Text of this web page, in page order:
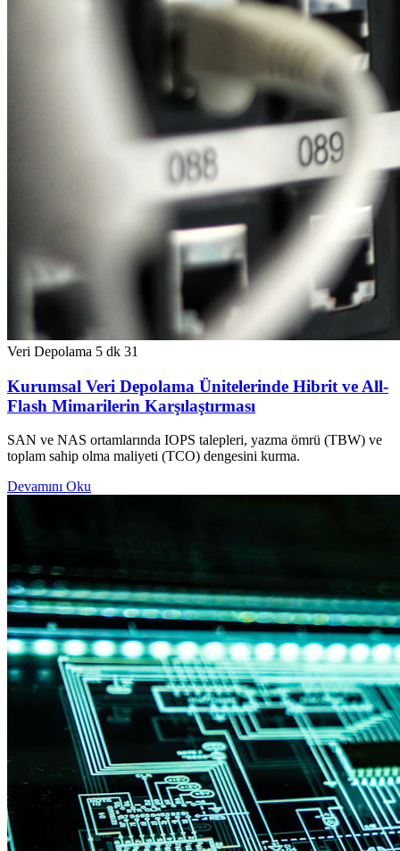
Veri Depolama 5 dk 31
Kurumsal Veri Depolama Ünitelerinde Hibrit ve All-
Flash Mimarilerin Karşılaştırması
SAN ve NAS ortamlarında IOPS talepleri, yazma ömrü (TBW) ve
toplam sahip olma maliyeti (TCO) dengesini kurma.
Devamını Oku